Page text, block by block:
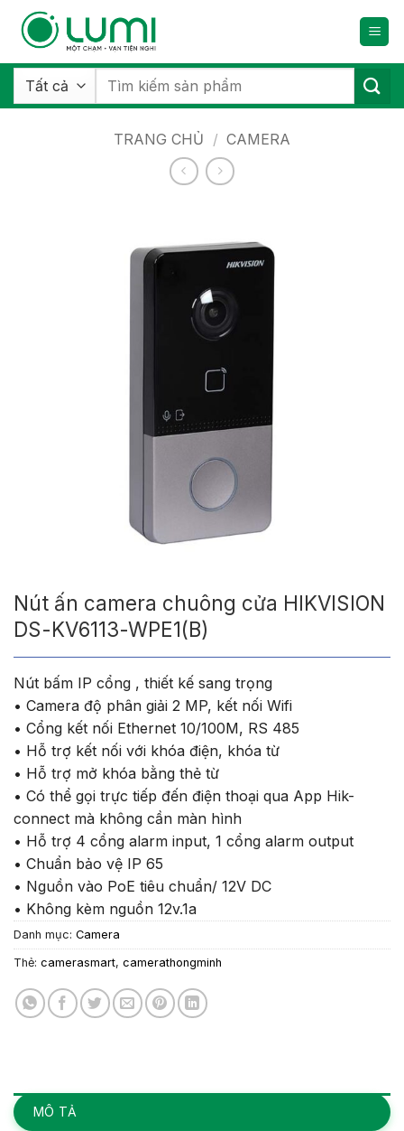
qua
dung
Tìm
TRANG CHỦ / CAMERA
Nút ấn camera chuông cửa HIKVISION
DS-KV6113-WPE1(B)
Nút bấm IP cổng , thiết kế sang trọng
• Camera độ phân giải 2 MP, kết nối Wifi
• Cổng kết nối Ethernet 10/100M, RS 485
• Hỗ trợ kết nối với khóa điện, khóa từ
• Hỗ trợ mở khóa bằng thẻ từ
• Có thể gọi trực tiếp đến điện thoại qua App Hik-
connect mà không cần màn hình
• Hỗ trợ 4 cổng alarm input, 1 cổng alarm output
• Chuẩn bảo vệ IP 65
• Nguồn vào PoE tiêu chuẩn/ 12V DC
• Không kèm nguồn 12v.1a
Danh mục: Camera
Thẻ: camerasmart, camerathongminh
MÔ TẢ